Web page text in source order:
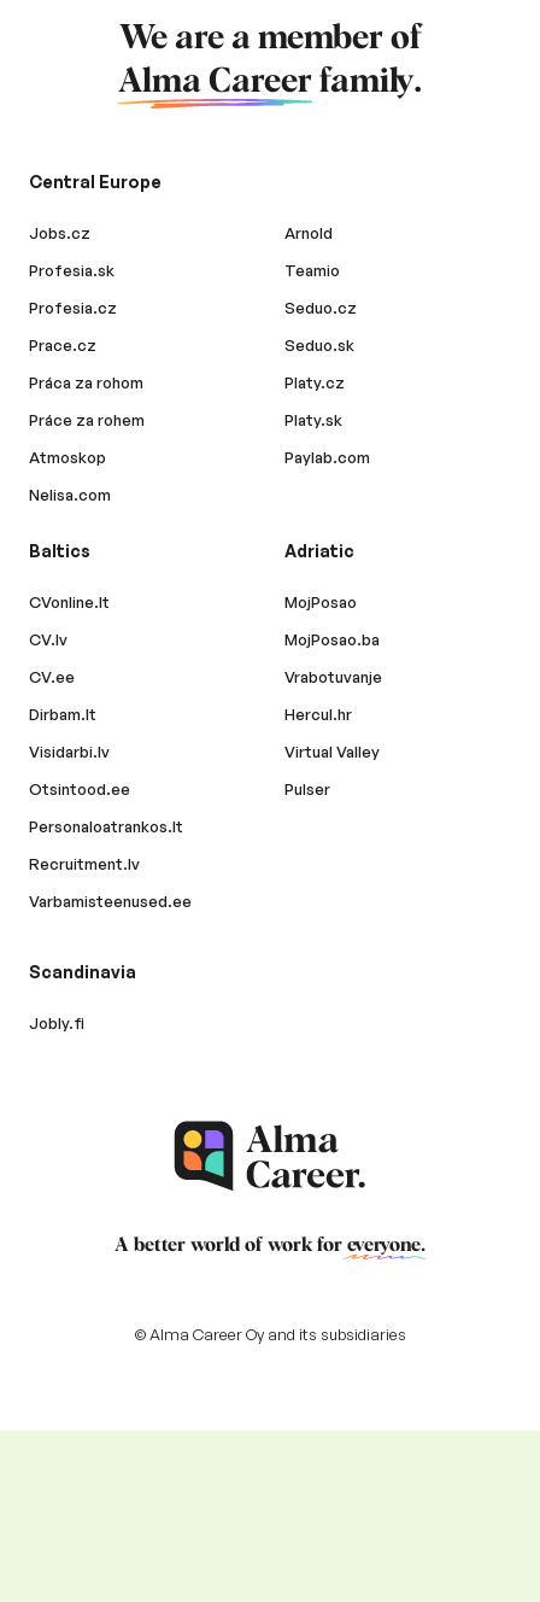
We are a member of
Alma Career family.
Central Europe
Jobs.cz
Profesia.sk
Profesia.cz
Prace.cz
Práca za rohom
Práce za rohem
Atmoskop
Nelisa.com
Arnold
Teamio
Seduo.cz
Seduo.sk
Platy.cz
Platy.sk
Paylab.com
Baltics
CVonline.lt
CV.lv
CV.ee
Dirbam.lt
Visidarbi.lv
Otsintood.ee
Personaloatrankos.lt
Recruitment.lv
Varbamisteenused.ee
Adriatic
MojPosao
MojPosao.ba
Vrabotuvanje
Hercul.hr
Virtual Valley
Pulser
Scandinavia
Jobly.fi
A better world of work for everyone.
© Alma Career Oy and its subsidiaries